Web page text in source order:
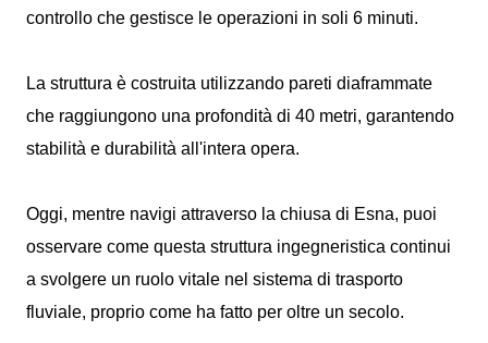
controllo che gestisce le operazioni in soli 6 minuti.
La struttura è costruita utilizzando pareti diaframmate
che raggiungono una profondità di 40 metri, garantendo
stabilità e durabilità all'intera opera.
Oggi, mentre navigi attraverso la chiusa di Esna, puoi
osservare come questa struttura ingegneristica continui
a svolgere un ruolo vitale nel sistema di trasporto
fluviale, proprio come ha fatto per oltre un secolo.